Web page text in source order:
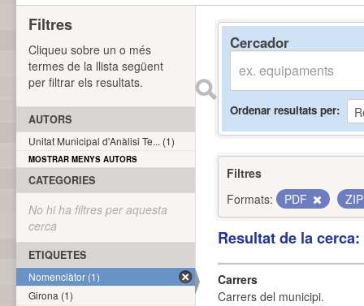
Cercador
Ordenar resultats per
Filtres
Formats:
PDF
Resultat de la
Carrers
Carrers del municipi.
Filtres
Cliqueu sobre un o més
termes de la llista següent
per filtrar els resultats.
AUTORS
Unitat Municipal d'Anàlisi Te... (1)
MOSTRAR MENYS AUTORS
CATEGORIES
No hi ha filtres per aquesta
cerca
ETIQUETES
Nomenclàtor (1)
Girona (1)